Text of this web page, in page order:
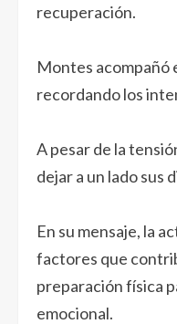
recuperación.
Montes acompañó
recordando los
A pesar de la
dejar a un lado sus
En su mensaje, la
factores que
preparación física
emocional.